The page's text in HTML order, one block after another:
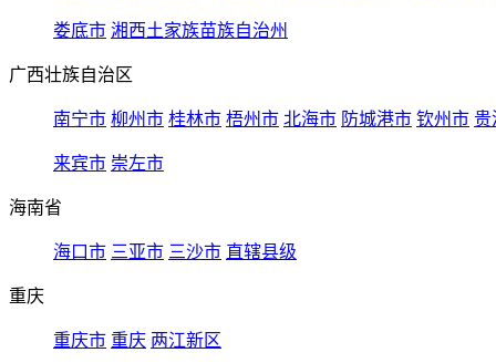
娄底市 湘西土家族苗族自治州
广西壮族自治区
南宁市 柳州市 桂林市 梧州市 北海市 防城港市 钦州市 贵
来宾市 崇左市
海南省
海口市 三亚市 三沙市 直辖县级
重庆
重庆市 重庆 两江新区